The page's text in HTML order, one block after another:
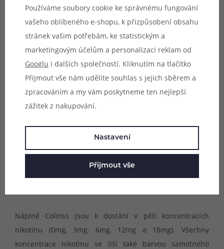
liquidů pro každodenní vapování. V sérii najdete jak
chutné ovocné náplně, tak také výborné tabákové směsi.
E-liquidy Colinss obsahují poměr základu PG/VG 40/60
díky tomu jsou ideální volbou pro všechny typy MTL e-
cigaret pro klasické šlukování, včetně stále více
oblíbených POD systémů, ale také pro většinu DL e-
cigaret pro přímý potah do plic. Colinss je evropská
společnost zaměřující se na výrobu hotových e-liquidů
Náplně Colinss jsou k dostání v pěti koncentracích
nikotinu (0mg, 3mg, 6mg, 12mg a 18mg). Všechny
koncentrace nikotinu se liší také barvou samotného
Používáme soubory cookie ke správnému fungování
vašeho oblíbeného e-shopu, k přizpůsobení obsahu
stránek vašim potřebám, ke statistickým a
marketingovým účelům a personalizaci reklam od
Googlu i dalších společností. Kliknutím na tlačítko
Přijmout vše nám udělíte souhlas s jejich sběrem a
zpracováním a my vám poskytneme ten nejlepší
zážitek z nakupování.
Nastavení
Přijmout vše